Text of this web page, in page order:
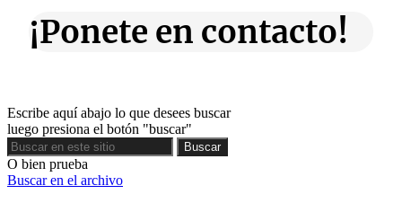
¡Ponete en contacto!
Escribe aquí abajo lo que desees buscar
luego presiona el botón "buscar"
Buscar
Buscar
O bien prueba
Buscar en el archivo